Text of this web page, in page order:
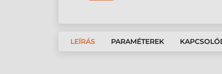
LEÍRÁS PARAMÉTEREK